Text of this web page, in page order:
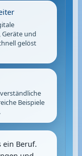
und
gelöst
Beispiele
ein Beruf.